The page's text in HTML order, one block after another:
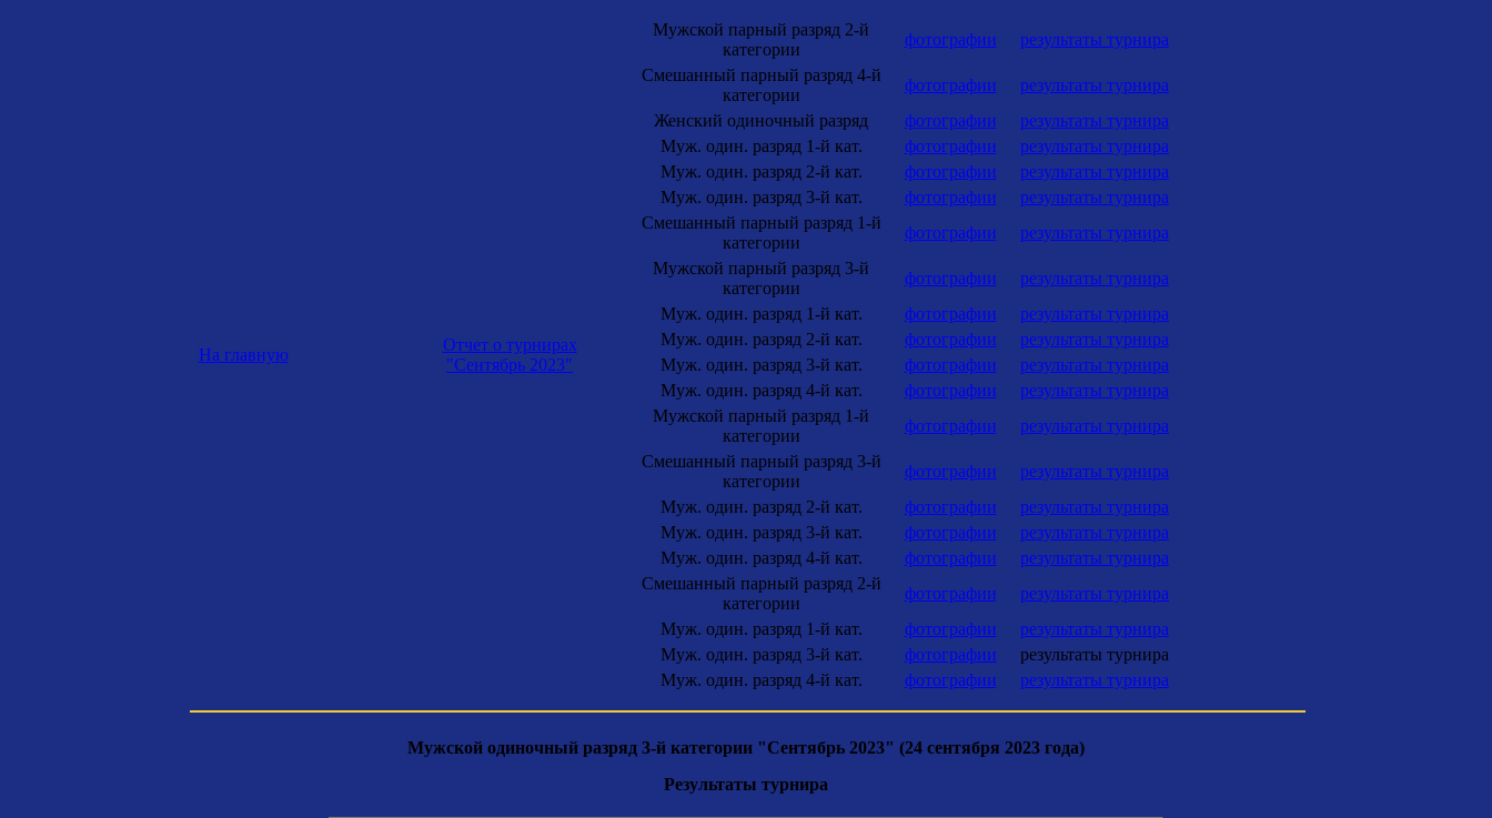
На главную
Отчет о турнирах
"Сентябрь 2023"
Мужской парный разряд 2-й
категории
фотографии
результаты турнира
Смешанный парный разряд 4-й
категории
фотографии
результаты турнира
Женский одиночный разряд
фотографии
результаты турнира
Муж. один. разряд 1-й кат.
фотографии
результаты турнира
Муж. один. разряд 2-й кат.
фотографии
результаты турнира
Муж. один. разряд 3-й кат.
фотографии
результаты турнира
Смешанный парный разряд 1-й
категории
фотографии
результаты турнира
Мужской парный разряд 3-й
категории
фотографии
результаты турнира
Муж. один. разряд 1-й кат.
фотографии
результаты турнира
Муж. один. разряд 2-й кат.
фотографии
результаты турнира
Муж. один. разряд 3-й кат.
фотографии
результаты турнира
Муж. один. разряд 4-й кат.
фотографии
результаты турнира
Мужской парный разряд 1-й
категории
фотографии
результаты турнира
Смешанный парный разряд 3-й
категории
фотографии
результаты турнира
Муж. один. разряд 2-й кат.
фотографии
результаты турнира
Муж. один. разряд 3-й кат.
фотографии
результаты турнира
Муж. один. разряд 4-й кат.
фотографии
результаты турнира
Смешанный парный разряд 2-й
категории
фотографии
результаты турнира
Муж. один. разряд 1-й кат.
фотографии
результаты турнира
Муж. один. разряд 3-й кат.
фотографии
результаты турнира
Муж. один. разряд 4-й кат.
фотографии результаты турнира
Мужской одиночный разряд 3-й категории "Сентябрь 2023" (24 сентября 2023 года)
Результаты турнира